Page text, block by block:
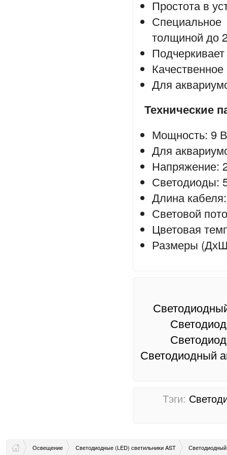
Простота в
толщиной до
Для
Технические
Мощность: 9
Для
Напряжение:
Светодиоды:
Длина
Световой
Цветовая
Размеры
Светодиодный
Тэги:
Освещение Светодиодные (LED) светильники AST